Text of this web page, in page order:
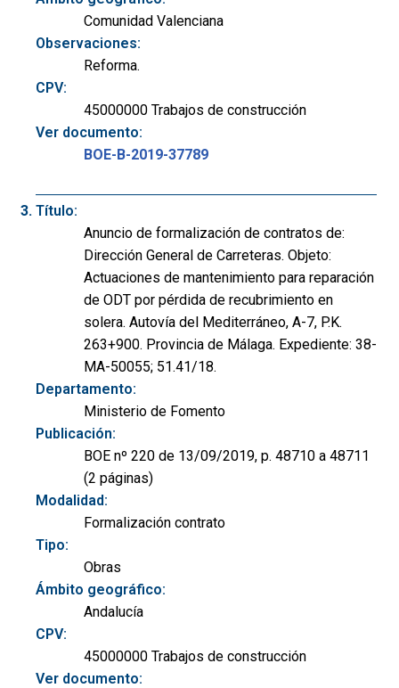
Comunidad Valenciana
Observaciones:
Reforma.
CPV:
45000000 Trabajos de construcción
Ver documento:
BOE-B-2019-37789
Título:
Anuncio de formalización de contratos de:
Dirección General de Carreteras. Objeto:
Actuaciones de mantenimiento para reparación
de ODT por pérdida de recubrimiento en
solera. Autovía del Mediterráneo, A-7, P.K.
263+900. Provincia de Málaga. Expediente: 38-
MA-50055; 51.41/18.
Departamento:
Ministerio de Fomento
Publicación:
BOE nº 220 de 13/09/2019, p. 48710 a 48711
(2 páginas)
Modalidad:
Formalización contrato
Tipo:
Obras
Ámbito geográfico:
Andalucía
CPV:
45000000 Trabajos de construcción
Ver documento: